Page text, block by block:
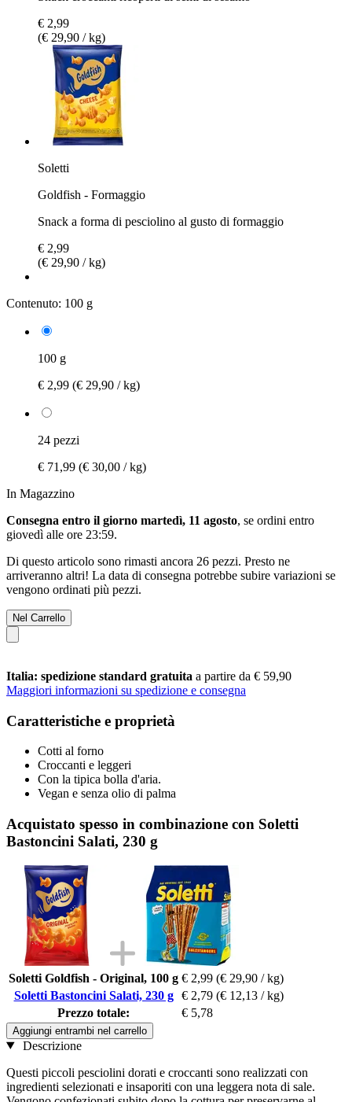
€ 2,99
(€ 29,90 / kg)
Soletti
Goldfish - Formaggio
Snack a forma di pesciolino al gusto di formaggio
€ 2,99
(€ 29,90 / kg)
Contenuto: 100 g
100 g
€ 2,99 (€ 29,90 / kg)
24 pezzi
€ 71,99 (€ 30,00 / kg)
In Magazzino
Consegna entro il giorno martedì, 11 agosto, se ordini entro
giovedì alle ore 23:59.
Di questo articolo sono rimasti ancora 26 pezzi. Presto ne
arriveranno altri! La data di consegna potrebbe subire variazioni se
vengono ordinati più pezzi.
Nel Carrello
Italia: spedizione standard gratuita a partire da € 59,90
Maggiori informazioni su spedizione e consegna
Caratteristiche e proprietà
Cotti al forno
Croccanti e leggeri
Con la tipica bolla d'aria.
Vegan e senza olio di palma
Acquistato spesso in combinazione con Soletti
Bastoncini Salati, 230 g
Soletti Goldfish - Original, 100 g € 2,99 (€ 29,90 / kg)
Soletti Bastoncini Salati, 230 g
€ 2,79 (€ 12,13 / kg)
Prezzo totale:
€ 5,78
Aggiungi entrambi nel carrello
Descrizione
Questi piccoli pesciolini dorati e croccanti sono realizzati con
ingredienti selezionati e insaporiti con una leggera nota di sale.